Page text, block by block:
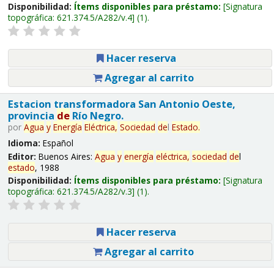
Disponibilidad: Ítems disponibles para préstamo: Signatura
topográfica: 621.374.5/A282/v.4 (1).
Hacer reserva
Agregar al carrito
Estacion transformadora San Antonio Oeste,
provincia deRío Negro.
por Agua y Energía Eléctrica, Sociedad del Estado.
Idioma: Español
Editor: Buenos Aires: Agua y energía eléctrica, sociedad del
estado, 1988
Disponibilidad: Ítems disponibles para préstamo: Signatura
topográfica: 621.374.5/A282/v.3 (1).
Hacer reserva
Agregar al carrito